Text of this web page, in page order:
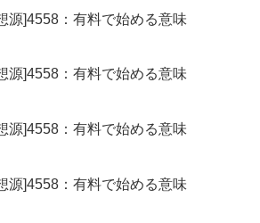
源]4558：有料で始める意味
源]4558：有料で始める意味
源]4558：有料で始める意味
源]4558：有料で始める意味